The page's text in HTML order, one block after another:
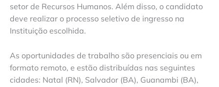
setor de Recursos Humanos. Além disso, o candidato
deve realizar o processo seletivo de ingresso na
Instituição escolhida.
As oportunidades de trabalho são presenciais ou em
formato remoto, e estão distribuídas nas seguintes
cidades: Natal (RN), Salvador (BA), Guanambi (BA),